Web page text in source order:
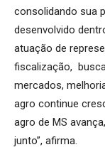
consolidando sua
desenvolvido
atuação de
fiscalização,
mercados,
agro continue
agro de MS
junto”, afirma.